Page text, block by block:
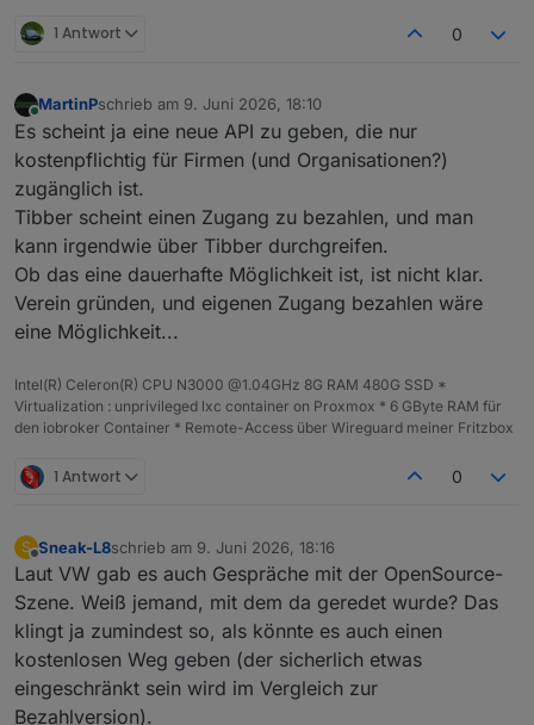
1 Antwort 0
Online
MartinPschrieb am 9. Juni 2026, 18:10
zuletzt editiert von
Es scheint ja eine neue API zu geben, die nur
kostenpflichtig für Firmen (und Organisationen?)
zugänglich ist.
Tibber scheint einen Zugang zu bezahlen, und man
kann irgendwie über Tibber durchgreifen.
Ob das eine dauerhafte Möglichkeit ist, ist nicht klar.
Verein gründen, und eigenen Zugang bezahlen wäre
eine Möglichkeit...
Intel(R) Celeron(R) CPU N3000 @1.04GHz 8G RAM 480G SSD *
Virtualization : unprivileged lxc container on Proxmox * 6 GByte RAM für
den iobroker Container * Remote-Access über Wireguard meiner Fritzbox
1 Antwort 0
S
Offline
Sneak-L8schrieb am 9. Juni 2026, 18:16
zuletzt editiert von
Laut VW gab es auch Gespräche mit der OpenSource-
Szene. Weiß jemand, mit dem da geredet wurde? Das
klingt ja zumindest so, als könnte es auch einen
kostenlosen Weg geben (der sicherlich etwas
eingeschränkt sein wird im Vergleich zur
Bezahlversion).